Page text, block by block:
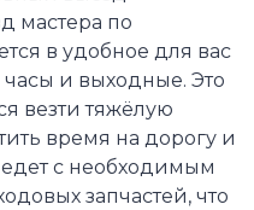
мастера по
в удобное для вас
и выходные. Это
везти тяжёлую
время на дорогу и
с необходимым
запчастей, что